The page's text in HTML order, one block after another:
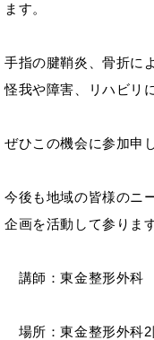
ます。
手指の腱鞘炎、骨折に
怪我や障害、リハビリ
ぜひこの機会に参加申
今後も地域の皆様のニ
企画を活動して参ります
講師：東金整形外
場所：東金整形外科2